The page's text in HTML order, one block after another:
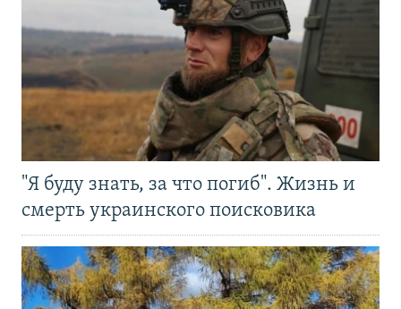
"Я буду знать, за что погиб". Жизнь и
смерть украинского поисковика